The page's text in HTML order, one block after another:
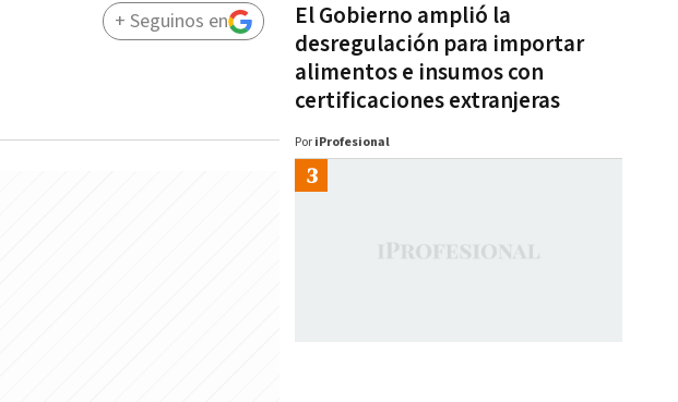
+ Seguinos en
El Gobierno amplió la
desregulación para importar
alimentos e insumos con
certificaciones extranjeras
Por iProfesional